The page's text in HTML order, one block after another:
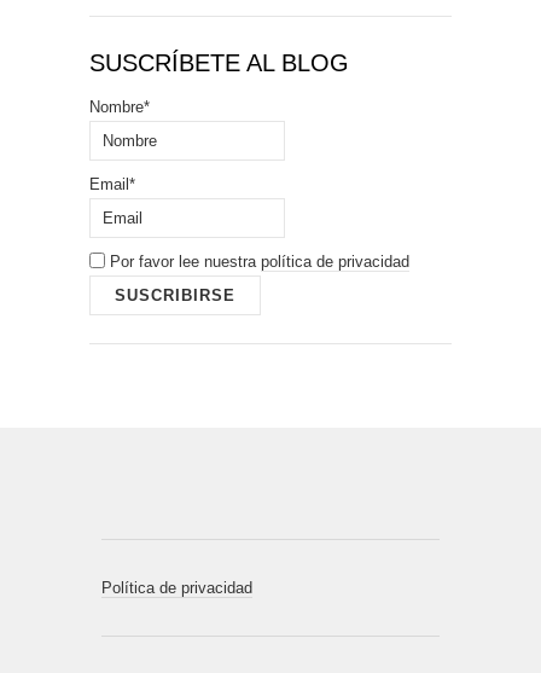
SUSCRÍBETE AL BLOG
Nombre*
Email*
Por favor lee nuestra política de privacidad
Política de privacidad